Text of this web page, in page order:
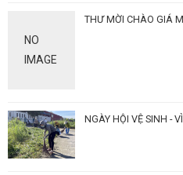
NO
IMAGE
THƯ MỜI CHÀO GIÁ
NGÀY HỘI VỆ SINH -